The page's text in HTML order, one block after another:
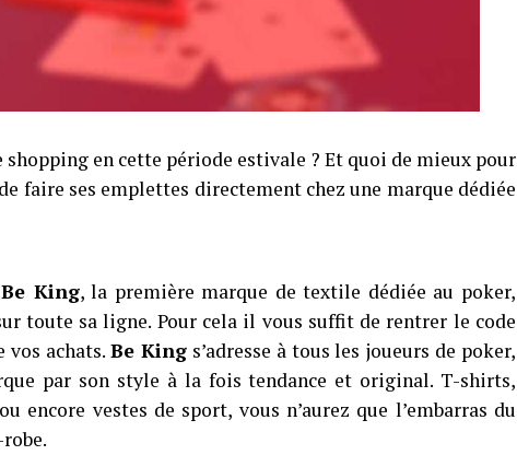
en cette période estivale ? Et quoi de mieux pour
faire ses emplettes directement chez une marque dédiée
Be King, la première marque de textile dédiée au poker,
toute sa ligne. Pour cela il vous suffit de rentrer le code
vos achats. Be Kings’adresse à tous les joueurs de poker,
par son style à la fois tendance et original. T-shirts,
encore vestes de sport, vous n’aurez que l’embarras du